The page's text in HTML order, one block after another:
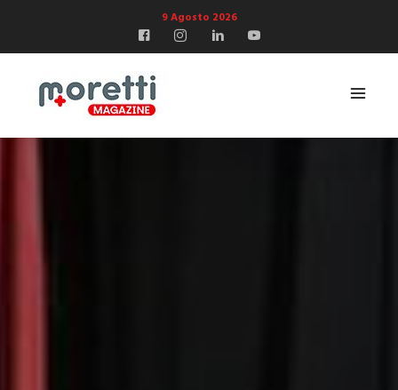
9 Agosto 2026